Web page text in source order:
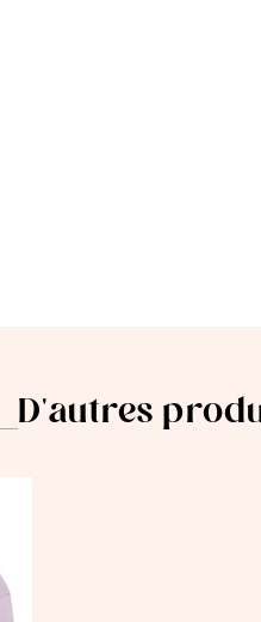
D'autres